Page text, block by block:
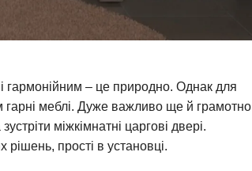
– це природно. Однак для
гарні меблі. Дуже важливо ще й грамотно
міжкімнатні царгові двері.
рішень, прості в установці.